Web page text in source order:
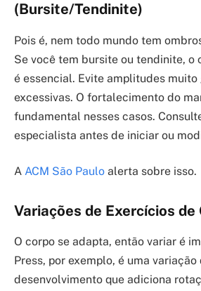
(Bursite/Tendinite)
Pois é, nem todo mundo tem
Se você tem bursite ou tendinite, o
é essencial. Evite amplitudes
excessivas. O fortalecimento do
fundamental nesses casos.
especialista antes de iniciar ou
A ACM São Paulo alerta sobre isso.
Variações de Exercícios de
O corpo se adapta, então variar é
Press, por exemplo, é uma variação
desenvolvimento que adiciona